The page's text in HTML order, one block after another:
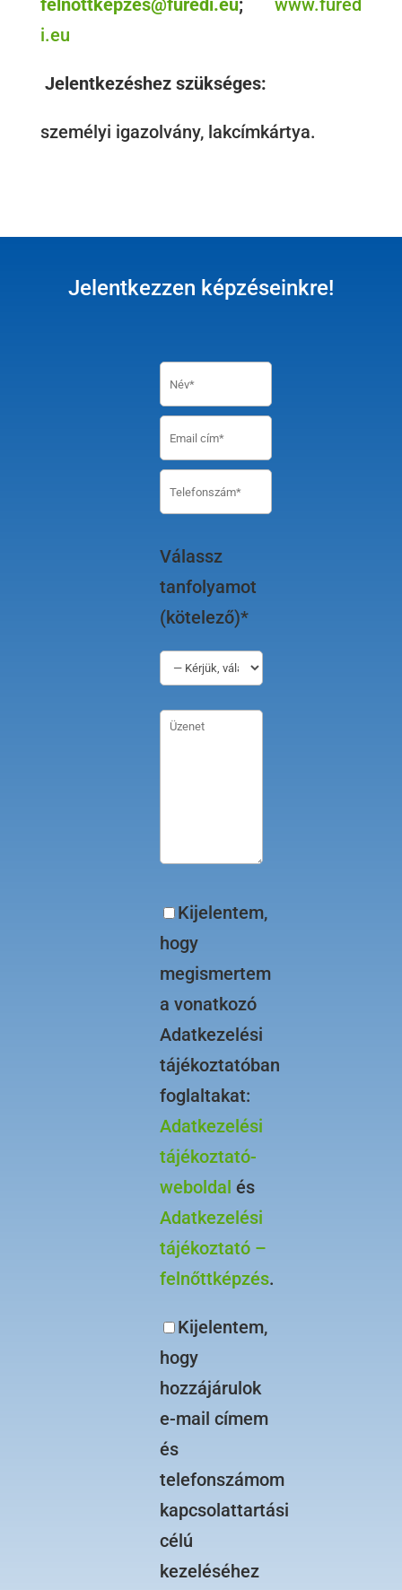
felnottkepzes@furedi.eu;
www.fured
i.eu
Jelentkezéshez szükséges:
személyi igazolvány, lakcímkártya.
Jelentkezzen képzéseinkre!
Válassz
tanfolyamot
(kötelező)*
Kijelentem,
hogy
megismertem
a vonatkozó
Adatkezelési
tájékoztatóban
foglaltakat:
Adatkezelési
tájékoztató-
weboldal és
Adatkezelési
tájékoztató –
felnőttképzés.
Kijelentem,
hogy
hozzájárulok
e-mail címem
és
telefonszámom
kapcsolattartási
célú
kezeléséhez